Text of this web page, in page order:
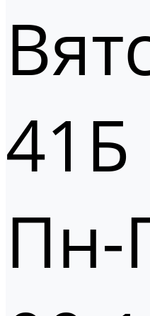
41Б
Пн-